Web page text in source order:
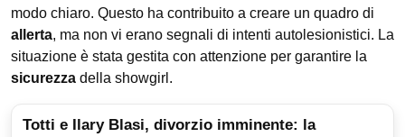
modo chiaro. Questo ha contribuito a creare un quadro di
allerta, ma non vi erano segnali di intenti autolesionistici. La
situazione è stata gestita con attenzione per garantire la
sicurezza della showgirl.
Totti e Ilary Blasi, divorzio imminente: la